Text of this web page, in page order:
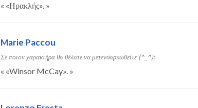
« «Ηρακλής». »
Marie Paccou
Σε ποιον χαρακτήρα θα θέλατε να μετενσαρκωθείτε (^_^);
« «Winsor McCay». »